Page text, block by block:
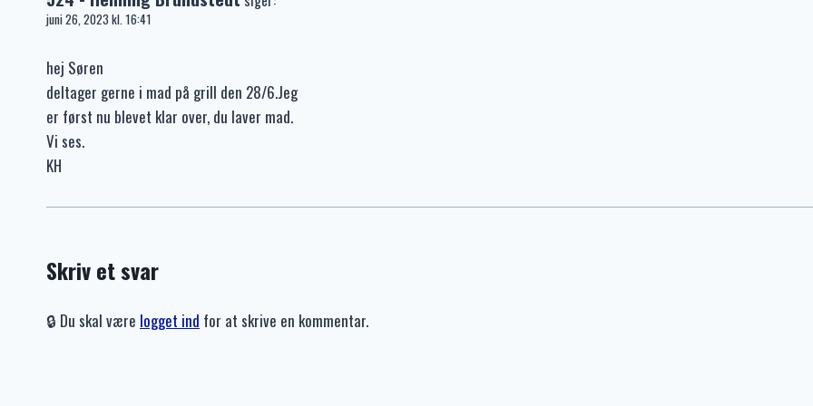
juni 26, 2023 kl. 16:41
hej Søren
deltager gerne i mad på grill den 28/6.Jeg
er først nu blevet klar over, du laver mad.
Vi ses.
KH
Skriv et svar
🔒 Du skal være logget ind for at skrive en kommentar.